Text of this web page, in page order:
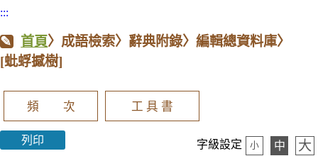
:::
首頁〉成語檢索〉辭典附錄〉編輯總資料庫〉
[蚍蜉撼樹]
頻 次 工 具 書
列印 字級設定 小 中 大